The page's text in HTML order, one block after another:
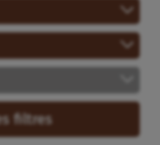
filtres